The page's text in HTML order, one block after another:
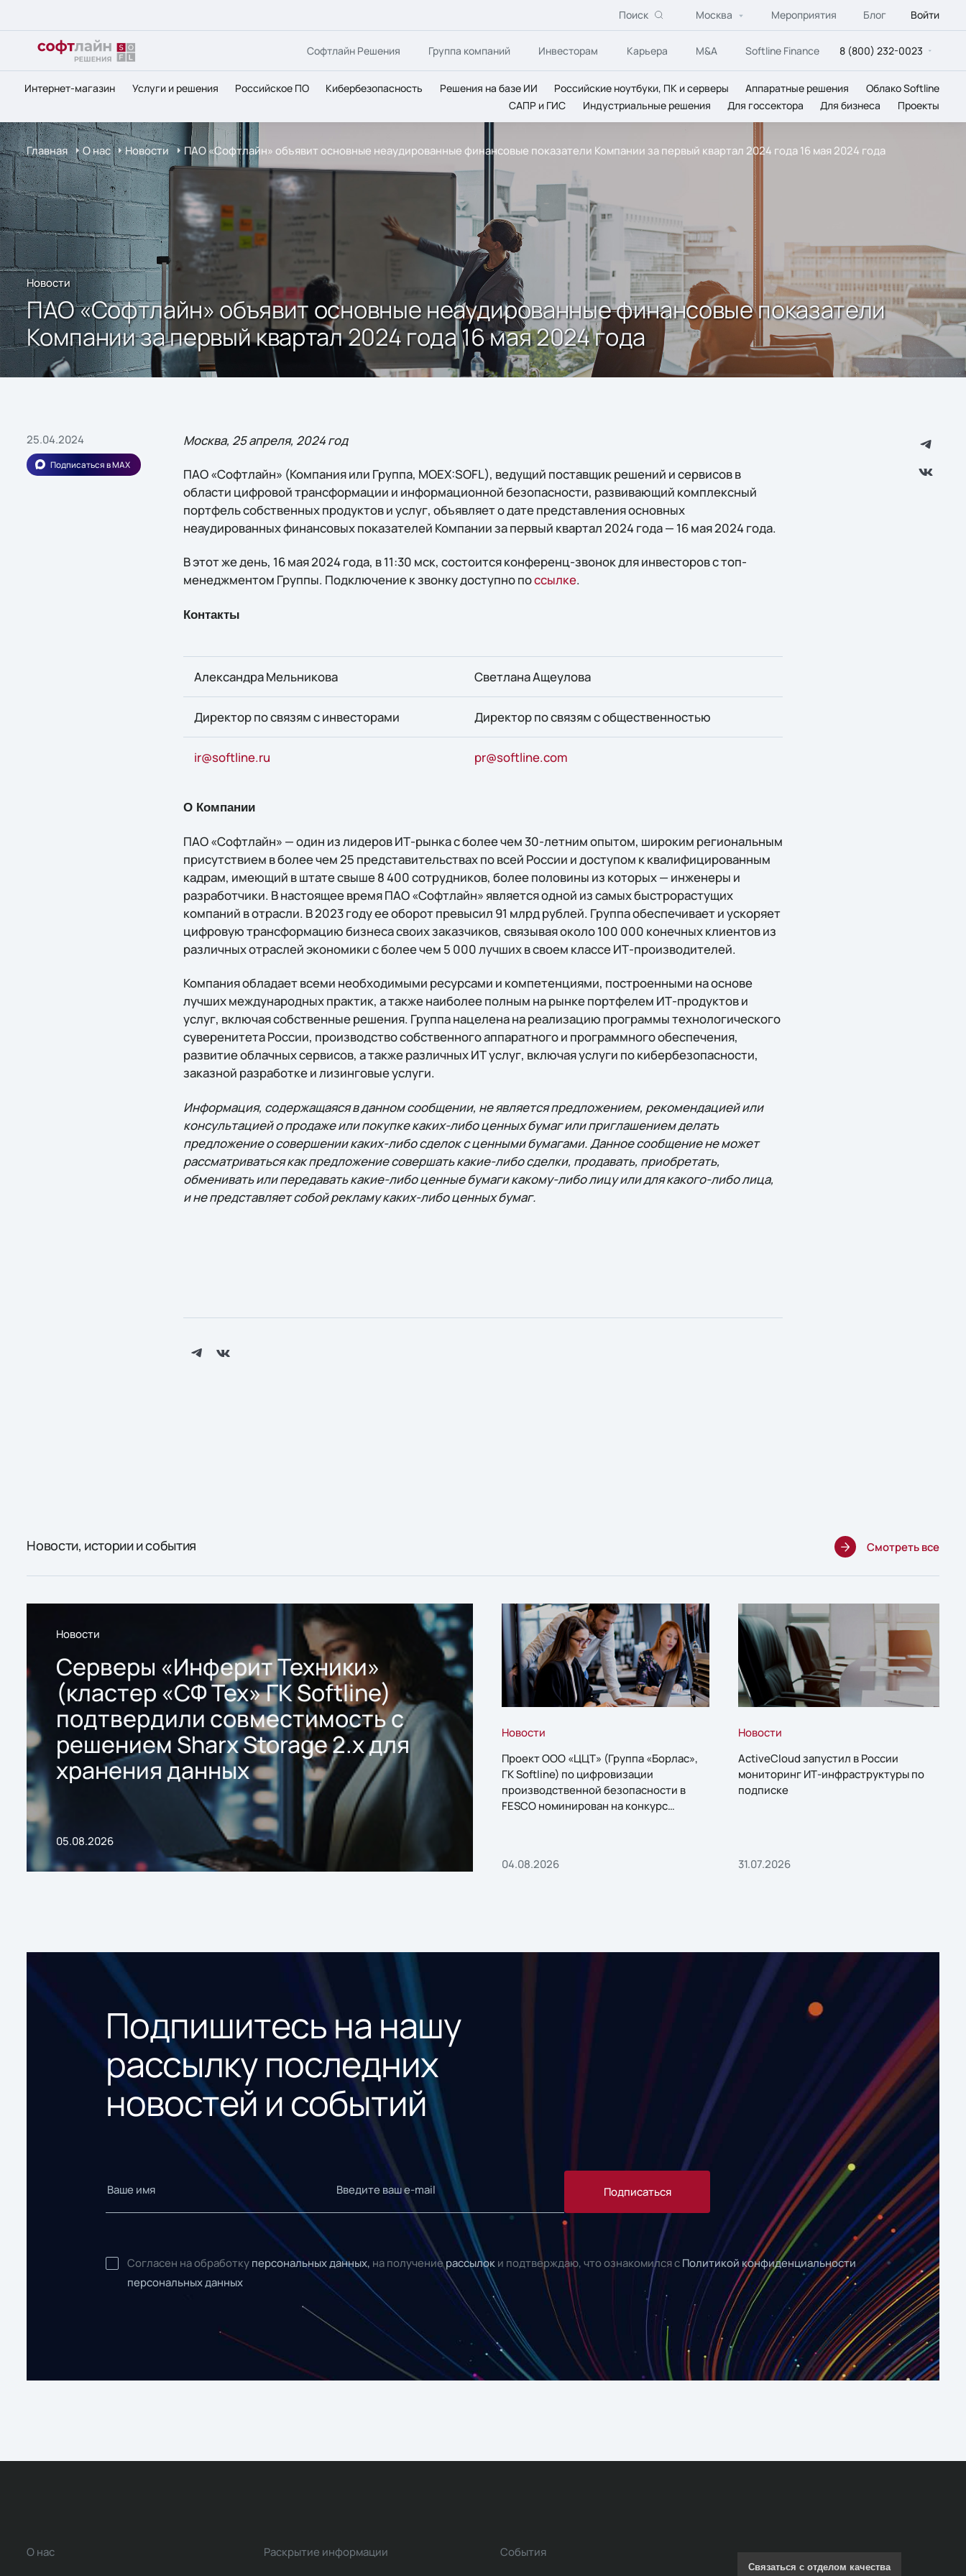
Поиск Москва Мероприятия Блог Войти
Софтлайн Решения Группа компаний Инвесторам Карьера M&A Softline Finance 8 (800) 232-0023
Интернет-магазин Услуги и решения Российское ПО Кибербезопасность Решения на базе ИИ Российские ноутбуки, ПК и серверы Аппаратные решения
Облако Softline
САПР и ГИС
Индустриальные решения Для госсектора Для бизнеса Проекты
Главная О нас Новости ПАО «Софтлайн» объявит основные неаудированные финансовые показатели Компании за первый квартал 2024 года 16 мая 2024 года
Новости
ПАО «Софтлайн» объявит основные неаудированные финансовые показатели
Компании за первый квартал 2024 года 16 мая 2024 года
25.04.2024
Подписаться в MAX
Москва, 25 апреля, 2024 год
ПАО «Софтлайн» (Компания или Группа, MOEX:SOFL), ведущий поставщик решений и сервисов в
области цифровой трансформации и информационной безопасности, развивающий комплексный
портфель собственных продуктов и услуг, объявляет о дате представления основных
неаудированных финансовых показателей Компании за первый квартал 2024 года — 16 мая 2024 года.
В этот же день, 16 мая 2024 года, в 11:30 мск, состоится конференц-звонок для инвесторов с топ-
менеджментом Группы. Подключение к звонку доступно поссылке.
Контакты
Александра Мельникова Светлана Ащеулова
Директор по связям с инвесторами Директор по связям с общественностью
ir@softline.ru pr@softline.com
О Компании
ПАО «Софтлайн» — один из лидеров ИТ-рынка с более чем 30-летним опытом, широким региональным
присутствием в более чем 25 представительствах по всей России и доступом к квалифицированным
кадрам, имеющий в штате свыше 8 400 сотрудников, более половины из которых — инженеры и
разработчики. В настоящее время ПАО «Софтлайн» является одной из самых быстрорастущих
компаний в отрасли. В 2023 году ее оборот превысил 91 млрд рублей. Группа обеспечивает и ускоряет
цифровую трансформацию бизнеса своих заказчиков, связывая около 100 000 конечных клиентов из
различных отраслей экономики с более чем 5 000 лучших в своем классе ИТ-производителей.
Компания обладает всеми необходимыми ресурсами и компетенциями, построенными на основе
лучших международных практик, а также наиболее полным на рынке портфелем ИТ-продуктов и
услуг, включая собственные решения. Группа нацелена на реализацию программы технологического
суверенитета России, производство собственного аппаратного и программного обеспечения,
развитие облачных сервисов, а также различных ИТ услуг, включая услуги по кибербезопасности,
заказной разработке и лизинговые услуги.
Информация, содержащаяся в данном сообщении, не является предложением, рекомендацией или
консультацией о продаже или покупке каких-либо ценных бумаг или приглашением делать
предложение о совершении каких-либо сделок с ценными бумагами. Данное сообщение не может
рассматриваться как предложение совершать какие-либо сделки, продавать, приобретать,
обменивать или передавать какие-либо ценные бумаги какому-либо лицу или для какого-либо лица,
и не представляет собой рекламу каких-либо ценных бумаг.
Новости, истории и события Смотреть все
Новости
Серверы «Инферит Техники»
(кластер «СФ Тех» ГК Softline)
подтвердили совместимость с
решением Sharx Storage 2.x для
хранения данных
05.08.2026
Новости
Проект ООО «ЦЦТ» (Группа «Борлас»,
ГК Softline) по цифровизации
производственной безопасности в
FESCO номинирован на конкурс
04.08.2026
Новости
ActiveCloud запустил в России
мониторинг ИТ-инфраструктуры по
подписке
31.07.2026
Подпишитесь на нашу
рассылку последних
новостей и событий
Подписаться
Согласен на обработку персональных данных, на получениерассылок и подтверждаю, что ознакомился с Политикой конфиденциальности
персональных данных
О нас
Раскрытие информации
События
Связаться с отделом качества